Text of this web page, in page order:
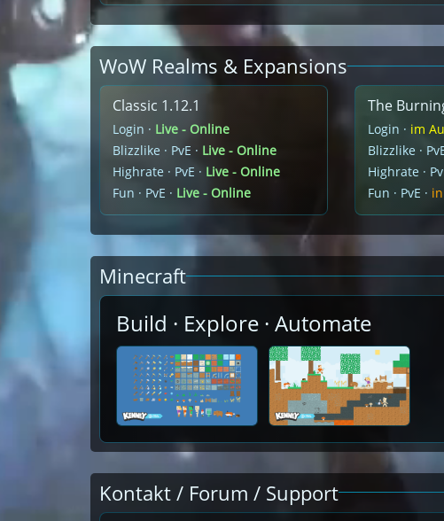
WoW Realms & Expansions
Classic 1.12.1
Login · Live - Online
Blizzlike · PvE · Live - Online
Highrate · PvE · Live - Online
Fun · PvE · Live - Online
The
Login · im
Blizzlike ·
Highrate ·
Fun · PvE ·
Minecraft
Build · Explore · Automate
Kontakt / Forum / Support